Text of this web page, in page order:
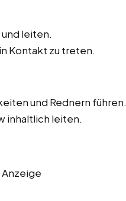
leiten.
Kontakt zu treten.
und Rednern führen.
inhaltlich leiten.
Anzeige